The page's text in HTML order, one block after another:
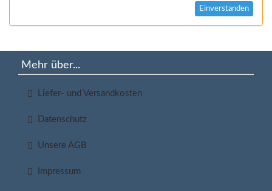
Einverstanden
Mehr über...
Liefer- und Versandkosten
Datenschutz
Unsere AGB
Impressum